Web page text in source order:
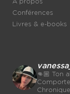
A propos
Conférences
Livres & e-books
👊🏼 Ton